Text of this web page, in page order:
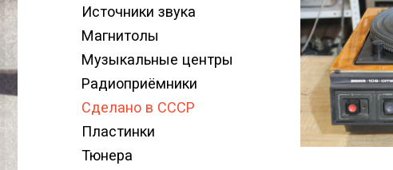
Источники звука
Магнитолы
Музыкальные центры
Радиоприёмники
Сделано в СССР
Пластинки
Тюнера